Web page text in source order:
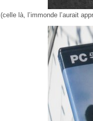
(celle là, l’immonde l’aurait